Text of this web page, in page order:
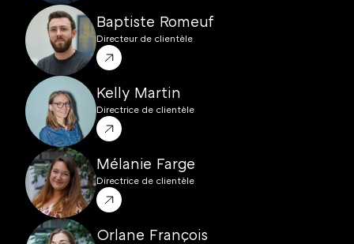
Baptiste Romeuf
Directeur de clientèle
Kelly Martin
Directrice de clientèle
Mélanie Farge
Directrice de clientèle
Orlane François